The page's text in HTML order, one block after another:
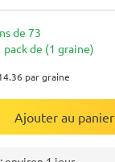
de 73
de (1 graine)
par graine
Ajouter au panier